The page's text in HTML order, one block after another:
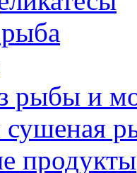
рыбы и
сушеная
продукты